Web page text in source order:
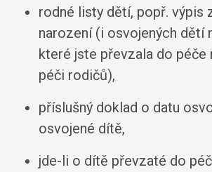
rodné listy dětí, popř. výpis
narození (i osvojených dětí
které jste převzala do péče
péči rodičů),
příslušný doklad o datu
osvojené dítě,
jde-li o dítě převzaté do